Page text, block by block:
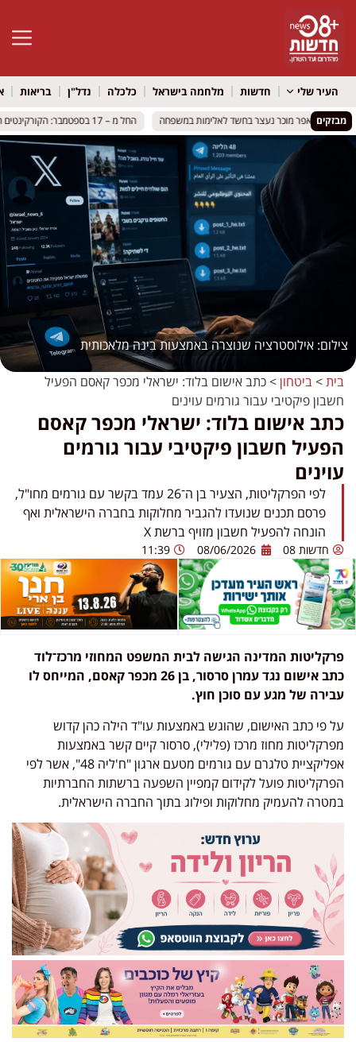
פתח
העיר שלי חדשות מלחמה בישראל כלכלה נדל"ן בריאות
מבזקים
זמר וראפר מוכר נעצר בחשד לאלימות במשפחה
זמר וראפר מוכר נעצר בחשד לאלימות במשפחה החל מ – 17 בספטמבר: הקורקינטים השיתופיים ייעלמו מרחובות חולון
החל מ – 17 בספטמבר: הקורקינטים השיתופיים ייעלמו מרחובות חולון
אילוסטרציה שנוצרה באמצעות בינה מלאכותית
בית>ביטחון>כתב אישום בלוד: ישראלי מכפר קאסם הפעיל
חשבון פיקטיבי עבור גורמים עוינים
כתב אישום בלוד: ישראלי מכפר קאסם
הפעיל חשבון פיקטיבי עבור גורמים
עוינים
לפי הפרקליטות, הצעיר בן ה־26 עמד בקשר עם גורמים מחו"ל,
פרסם תכנים שנועדו להגביר מחלוקות בחברה הישראלית ואף
הונחה להפעיל חשבון מזויף ברשת X
חדשות 08 08/06/2026
11:39
פרקליטות המדינה הגישה לבית המשפט המחוזי מרכז־לוד
כתב אישום נגד עמרן סרסור, בן 26 מכפר קאסם, המייחס לו
עבירה של מגע עם סוכן חוץ.
על פי כתב האישום, שהוגש באמצעות עו"ד הילה כהן קדוש
מפרקליטות מחוז מרכז (פלילי), סרסור קיים קשר באמצעות
אפליקציית טלגרם עם גורמים מטעם ארגון "ח'ליה 48", אשר לפי
הפרקליטות פועל לקידום קמפיין השפעה ברשתות החברתיות
במטרה להעמיק מחלוקות ופילוג בתוך החברה הישראלית.